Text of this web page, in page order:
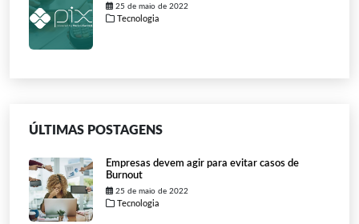
25 de maio de 2022
Tecnologia
ÚLTIMAS POSTAGENS
Empresas devem agir para evitar casos de
Burnout
25 de maio de 2022
Tecnologia